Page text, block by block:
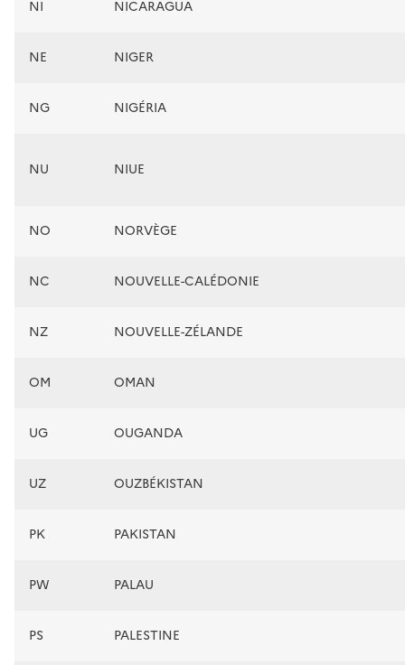
NI NICARAGUA
NE NIGER
NG NIGÉRIA
NU NIUE
NO NORVÈGE
NC NOUVELLE-CALÉDONIE
NZ NOUVELLE-ZÉLANDE
OM OMAN
UG OUGANDA
UZ OUZBÉKISTAN
PK PAKISTAN
PW PALAU
PS PALESTINE